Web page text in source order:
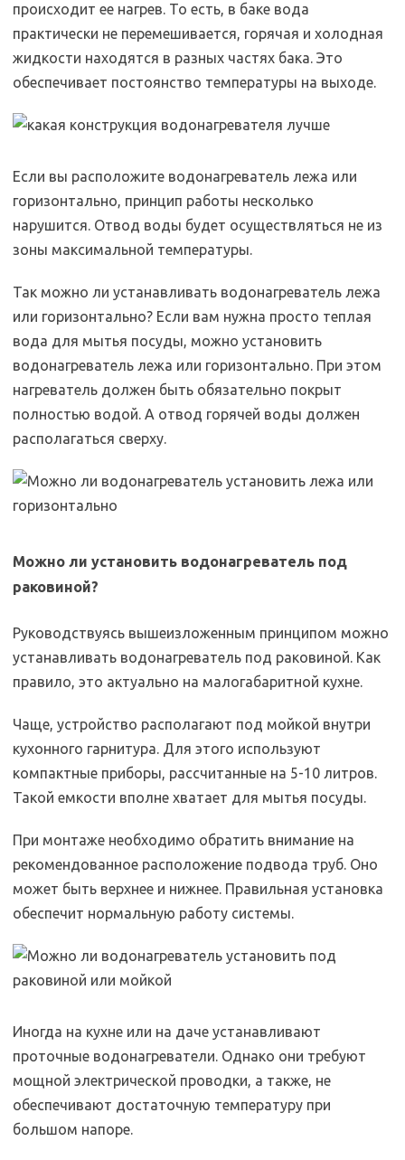
происходит ее нагрев. То есть, в баке вода
практически не перемешивается, горячая и холодная
жидкости находятся в разных частях бака. Это
обеспечивает постоянство температуры на выходе.
Если вы расположите водонагреватель лежа или
горизонтально, принцип работы несколько
нарушится. Отвод воды будет осуществляться не из
зоны максимальной температуры.
Так можно ли устанавливать водонагреватель лежа
или горизонтально? Если вам нужна просто теплая
вода для мытья посуды, можно установить
водонагреватель лежа или горизонтально. При этом
нагреватель должен быть обязательно покрыт
полностью водой. А отвод горячей воды должен
располагаться сверху.
Можно ли установить водонагреватель под
раковиной?
Руководствуясь вышеизложенным принципом можно
устанавливать водонагреватель под раковиной. Как
правило, это актуально на малогабаритной кухне.
Чаще, устройство располагают под мойкой внутри
кухонного гарнитура. Для этого используют
компактные приборы, рассчитанные на 5-10 литров.
Такой емкости вполне хватает для мытья посуды.
При монтаже необходимо обратить внимание на
рекомендованное расположение подвода труб. Оно
может быть верхнее и нижнее. Правильная установка
обеспечит нормальную работу системы.
Иногда на кухне или на даче устанавливают
проточные водонагреватели. Однако они требуют
мощной электрической проводки, а также, не
обеспечивают достаточную температуру при
большом напоре.